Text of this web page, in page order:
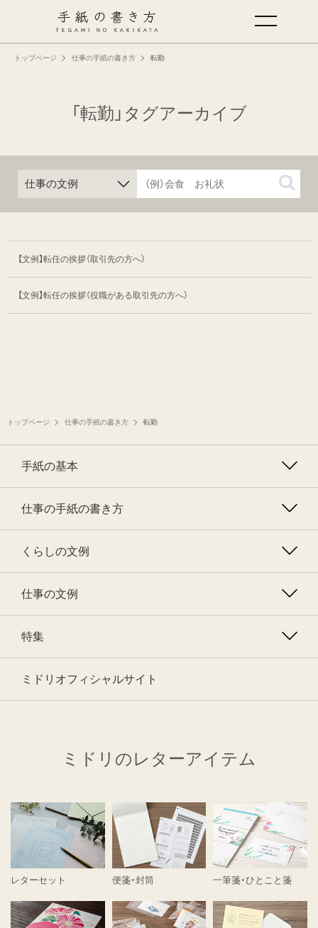
トップページ 仕事の手紙の書き方 転勤
「転勤」タグアーカイブ
【文例】転任の挨拶（取引先の方へ）
【文例】転任の挨拶（役職がある取引先の方へ）
トップページ 仕事の手紙の書き方 転勤
手紙の基本
仕事の手紙の書き方
くらしの文例
仕事の文例
特集
ミドリオフィシャルサイト
ミドリのレターアイテム
レターセット 便箋・封筒 一筆箋・ひとこと箋
手紙の基本
仕事の手紙の書き方
特集
ミドリオフィシャルサイト